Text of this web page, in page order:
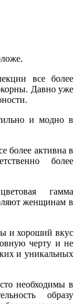
все более
Давно уже
и модно в
более активна в
более
гамма
женщинам в
и хороший вкус
черту и не
и уникальных
необходимы в
образу